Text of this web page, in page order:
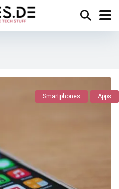
Smartphones Apps